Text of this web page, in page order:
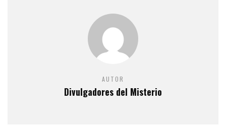
AUTOR
Divulgadores del Misterio